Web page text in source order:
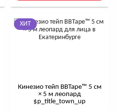
ХИТ
Кинезио тейп BBTape™ 5 см
× 5 м леопард
$р_title_town_up